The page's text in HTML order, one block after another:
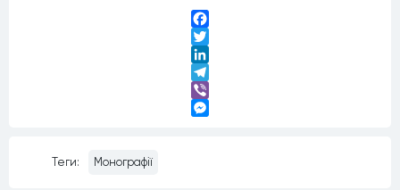
Facebook
Twitter
LinkedIn
Telegram
Viber
Теги: Монографії